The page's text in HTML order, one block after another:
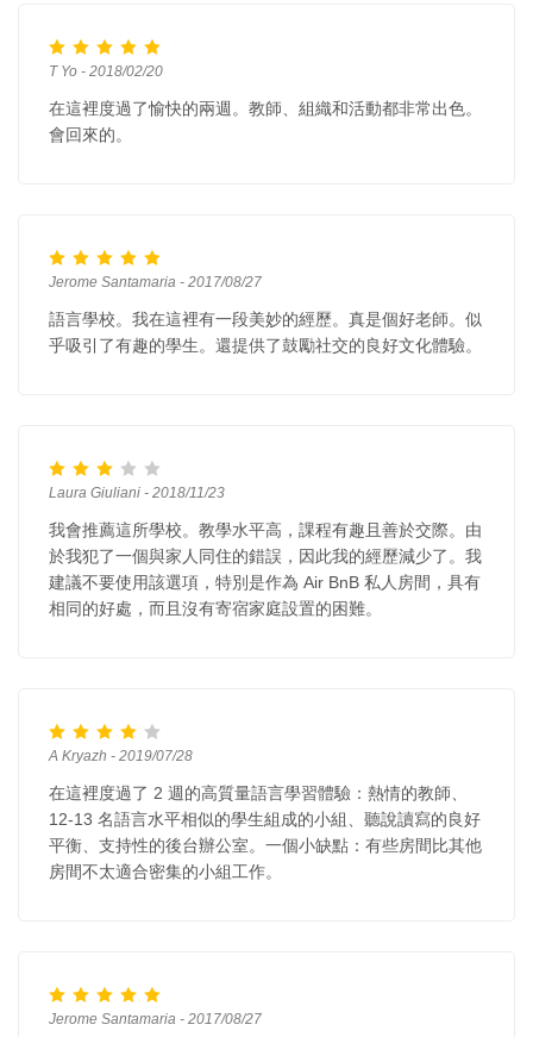
T Yo - 2018/02/20
在這裡度過了愉快的兩週。教師、組織和活動都非常出色。
會回來的。
Jerome Santamaria - 2017/08/27
語言學校。我在這裡有一段美妙的經歷。真是個好老師。似
乎吸引了有趣的學生。還提供了鼓勵社交的良好文化體驗。
Laura Giuliani - 2018/11/23
我會推薦這所學校。教學水平高，課程有趣且善於交際。由
於我犯了一個與家人同住的錯誤，因此我的經歷減少了。我
建議不要使用該選項，特別是作為 Air BnB 私人房間，具有
相同的好處，而且沒有寄宿家庭設置的困難。
A Kryazh - 2019/07/28
在這裡度過了 2 週的高質量語言學習體驗：熱情的教師、
12-13 名語言水平相似的學生組成的小組、聽說讀寫的良好
平衡、支持性的後台辦公室。一個小缺點：有些房間比其他
房間不太適合密集的小組工作。
Jerome Santamaria - 2017/08/27